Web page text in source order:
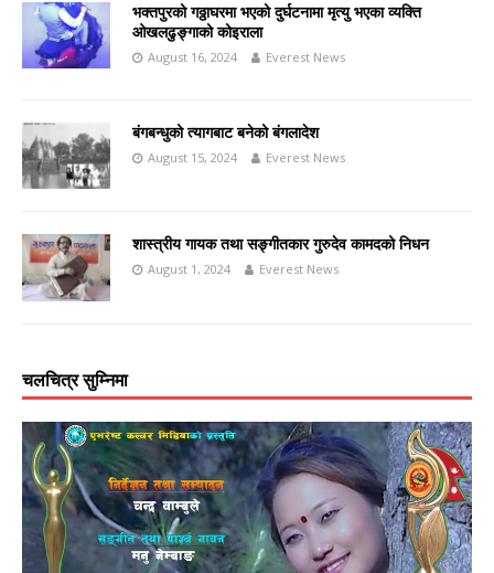
भक्तपुरको गठ्ठाघरमा भएको दुर्घटनामा मृत्यु भएका व्यक्ति
ओखलढुङ्गाको कोइराला
August 16, 2024 Everest News
बंगबन्धुको त्यागबाट बनेको बंगलादेश
August 15, 2024 Everest News
शास्त्रीय गायक तथा सङ्गीतकार गुरुदेव कामदको निधन
August 1, 2024 Everest News
चलचित्र सुम्निमा